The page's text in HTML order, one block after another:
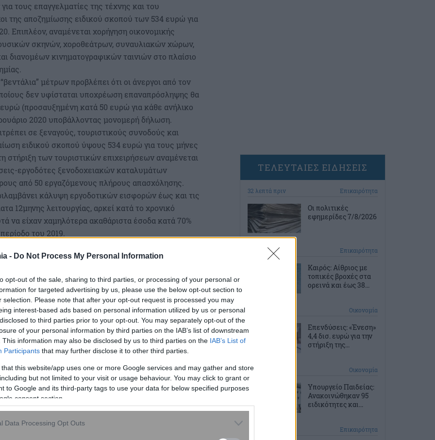
- Do Not Process My Personal Information
opt-out of the sale, sharing to third parties, or processing of your personal or
for targeted advertising by us, please use the below opt-out section to
selection. Please note that after your opt-out request is processed you may
interest-based ads based on personal information utilized by us or personal
to third parties prior to your opt-out. You may separately opt-out of the
of your personal information by third parties on the IAB’s list of downstream
This information may also be disclosed by us to third parties on the IAB’s List of
Participants that may further disclose it to other third parties.
that this website/app uses one or more Google services and may gather and store
but not limited to your visit or usage behaviour. You may click to grant or
to Google and its third-party tags to use your data for below specified purposes
consent section.
Data Processing Opt Outs
τους επαγγελματίες της τέχνης και του
της αποζημίωσης ειδικού σκοπού των 534 ευρώ για
Επιπλέον, αναμένεται χορήγηση οικονομικής
σκηνών, χοροθεάτρων, συναυλιακών χώρων,
κινηματογραφικών ταινιών στο πλαίσιο
μέτρων προβλέπει ότι οι άνεργοι από τον
δεν υφίσταται υποχρέωση επαναπρόσληψης θα
(προσαυξημένη κατά 50 ευρώ για κάθε ανήλικο
2020 υποβάλλοντας μονομερή δήλωση.
σε ξεναγούς, τουριστικούς συνοδούς και
ειδικού σκοπού ύψους 534 ευρώ για τους μήνες
στήριξη των τουριστικών επιχειρήσεων αναμένεται
εργοδότες ξενοδοχειακών καταλυμάτων
από 50 εργαζόμενους πλήρους απασχόλησης.
κάλυψη εργοδοτικών εισφορών έως και τις
12μηνης λειτουργίας, αρκεί κατά το χρονικό
να είχαν χαμηλότερα ακαθάριστα έσοδα κατά 70%
του 2019.
και άλλα μέτρα που ίσχυαν στα προηγούμενα
τους γονείς, η υποχρεωτική τηλεργασία σε
όπου είναι εφικτό, το κυλιόμενο ωράριο από και
για καραντίνα.
ΤΕΛΕΥΤΑΙΕΣ ΕΙΔΗΣΕΙΣ
32 λεπτά πριν Επικαιρότητα
Οι πολιτικές
εφημερίδες 7/8/2026
1 ώρα πριν Επικαιρότητα
Καιρός: Αίθριος με
τοπικές βροχές στα
ορεινά και έως 38...
Οικονομία
Επενδύσεις: «Ένεση»
4,4 δισ. ευρώ για την
στήριξη της...
10 ώρες πριν Οικονομία
Υπουργείο Παιδείας:
Ανακοινώθηκαν 95
ειδικότητες και...
Επικαιρότητα